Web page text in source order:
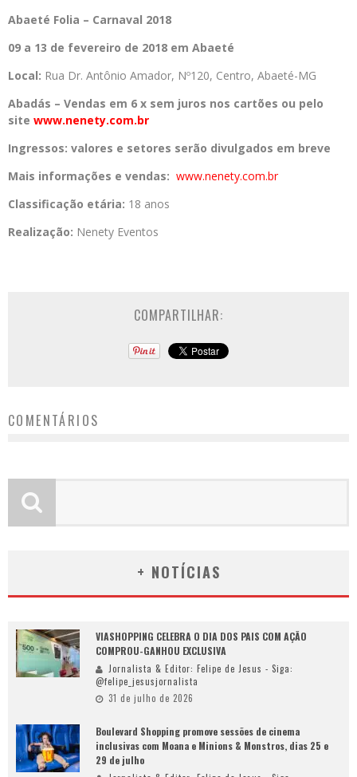
Abaeté Folia – Carnaval 2018
09 a 13 de fevereiro de 2018 em Abaeté
Local: Rua Dr. Antônio Amador, Nº120, Centro, Abaeté-MG
Abadás – Vendas em 6 x sem juros nos cartões ou pelo
site www.nenety.com.br
Ingressos: valores e setores serão divulgados em breve
Mais informações e vendas: www.nenety.com.br
Classificação etária: 18 anos
Realização: Nenety Eventos
COMPARTILHAR:
COMENTÁRIOS
+ NOTÍCIAS
VIASHOPPING CELEBRA O DIA DOS PAIS COM AÇÃO
COMPROU-GANHOU EXCLUSIVA
Jornalista & Editor: Felipe de Jesus - Siga:
@felipe_jesusjornalista
31 de julho de 2026
Boulevard Shopping promove sessões de cinema
inclusivas com Moana e Minions & Monstros, dias 25 e
29 de julho